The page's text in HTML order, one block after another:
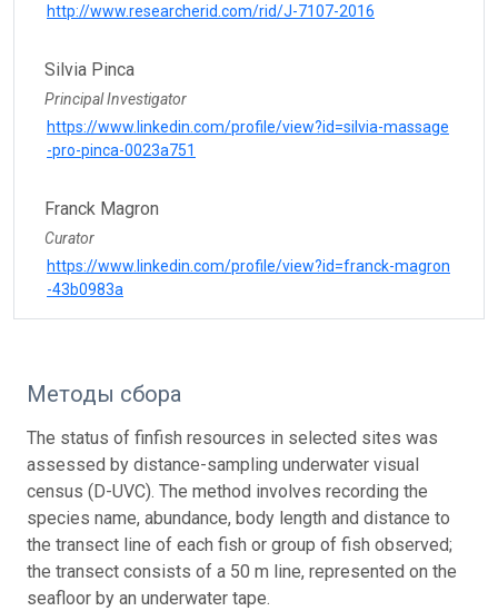
http://www.researcherid.com/rid/J-7107-2016
Silvia Pinca
Principal Investigator
https://www.linkedin.com/profile/view?id=silvia-massage
-pro-pinca-0023a751
Franck Magron
Curator
https://www.linkedin.com/profile/view?id=franck-magron
-43b0983a
Методы сбора
The status of finfish resources in selected sites was
assessed by distance-sampling underwater visual
census (D-UVC). The method involves recording the
species name, abundance, body length and distance to
the transect line of each fish or group of fish observed;
the transect consists of a 50 m line, represented on the
seafloor by an underwater tape.